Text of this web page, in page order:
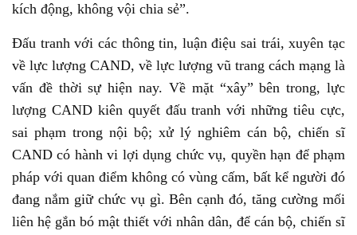
kích động, không vội chia sẻ”.
Đấu tranh với các thông tin, luận điệu sai trái, xuyên tạc
về lực lượng CAND, về lực lượng vũ trang cách mạng là
vấn đề thời sự hiện nay. Về mặt “xây” bên trong, lực
lượng CAND kiên quyết đấu tranh với những tiêu cực,
sai phạm trong nội bộ; xử lý nghiêm cán bộ, chiến sĩ
CAND có hành vi lợi dụng chức vụ, quyền hạn để phạm
pháp với quan điểm không có vùng cấm, bất kể người đó
đang nắm giữ chức vụ gì. Bên cạnh đó, tăng cường mối
liên hệ gắn bó mật thiết với nhân dân, để cán bộ, chiến sĩ